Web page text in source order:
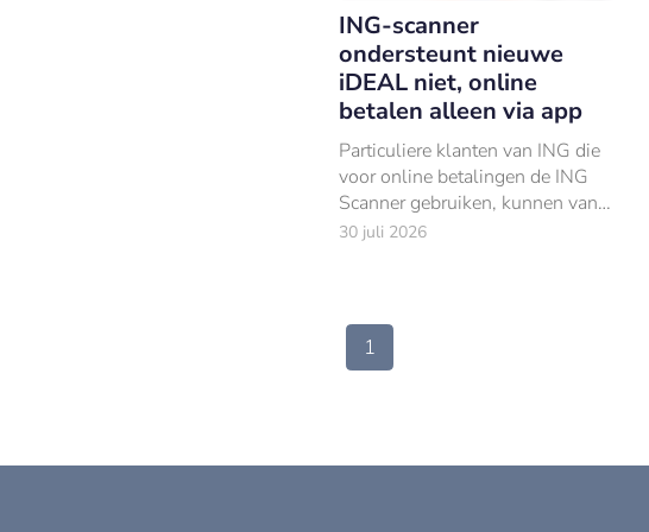
ING-scanner
ondersteunt nieuwe
iDEAL niet, online
betalen alleen via app
Particuliere klanten van ING die
voor online betalingen de ING
Scanner gebruiken, kunnen vanaf
oktober niet langer op deze
30 juli 2026
1